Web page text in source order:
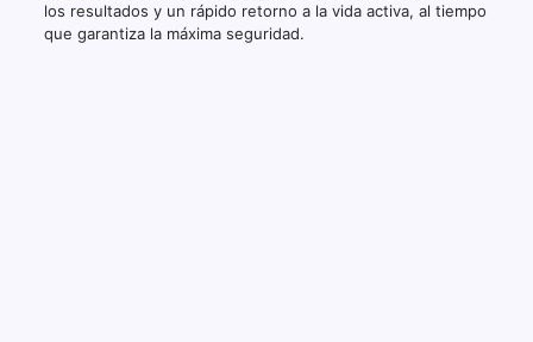
los resultados y un rápido retorno a la vida activa, al tiempo
que garantiza la máxima seguridad.